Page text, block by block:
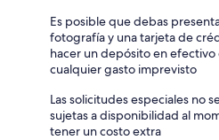
Es posible que debas
fotografía y una tarjeta de
hacer un depósito en
cualquier gasto imprevisto
Las solicitudes especiales no
sujetas a disponibilidad al
tener un costo extra